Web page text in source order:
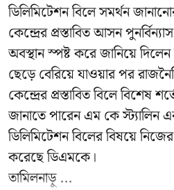
ডিলিমিটেশন বিলে সমর্থন
কেন্দ্রের প্রস্তাবিত আসন
অবস্থান স্পষ্ট করে জানিয়ে
ছেড়ে বেরিয়ে যাওয়ার পর
কেন্দ্রের প্রস্তাবিত বিলে বিশেষ
জানাতে পারেন এম কে স্ট্যালিন
ডিলিমিটেশন বিলের বিষয়ে
করেছে ডিএমকে।
তামিলনাড়ু ...